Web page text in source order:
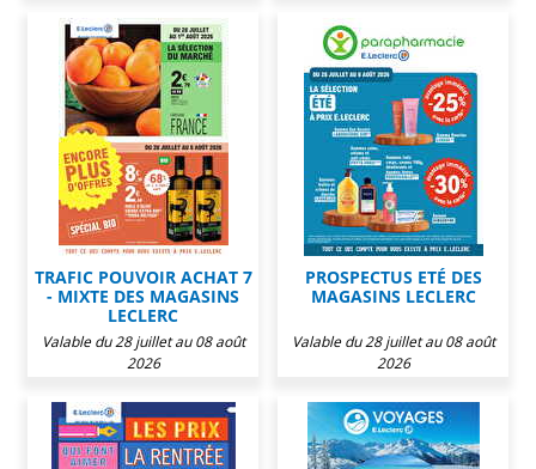
TRAFIC POUVOIR ACHAT 7
- MIXTE DES MAGASINS
LECLERC
Valable du 28 juillet au 08 août
2026
PROSPECTUS ETÉ DES
MAGASINS LECLERC
Valable du 28 juillet au 08 août
2026